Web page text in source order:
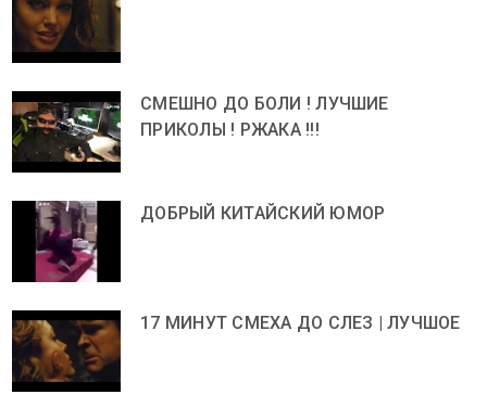
СМЕШНО ДО БОЛИ ! ЛУЧШИЕ
ПРИКОЛЫ ! РЖАКА !!!
ДОБРЫЙ КИТАЙСКИЙ ЮМОР
17 МИНУТ СМЕХА ДО СЛЕЗ | ЛУЧШОЕ